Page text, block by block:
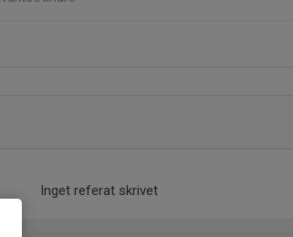
Inget referat skrivet